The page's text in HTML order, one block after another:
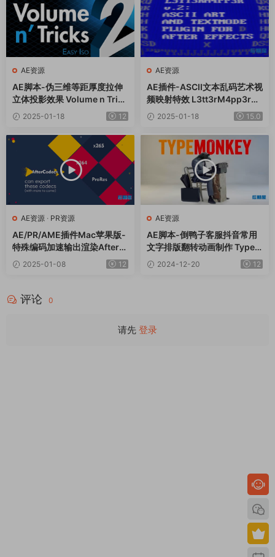
AE资源
AE脚本-伪三维等距厚度拉伸
立体投影效果 Volume n Trick
s 2 v1.1.1+使用教程
2025-01-18 12
AE资源
AE插件-ASCII文本乱码艺术视
频映射特效 L3tt3rM4pp3r2
V2.3 Win
2025-01-18 15.0
AE资源 · PR资源
AE/PR/AME插件Mac苹果版-
特殊编码加速输出渲染AfterC
odecs v1.11.2
2025-01-08 12
AE资源
AE脚本-倒鸭子客服抖音常用
文字排版翻转动画制作 TypeM
onkey v1.26+使用教程
2024-12-20 12
评论 0
请先 登录